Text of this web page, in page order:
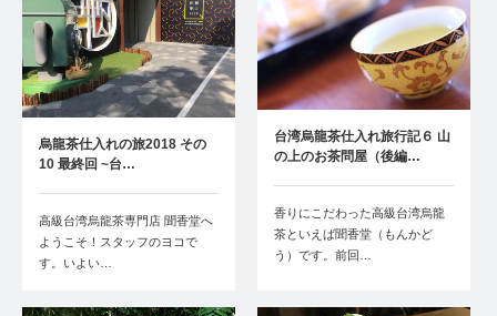
烏龍茶仕入れの旅2018 その
10 最終回 ~台…
高級台湾烏龍茶専門店 聞香堂へ
ようこそ！スタッフのヨコで
す。いよい…
台湾烏龍茶仕入れ旅行記６ 山
の上のお茶問屋（後編…
香りにこだわった高級台湾烏龍
茶といえば聞香堂（もんかど
う）です。前回…